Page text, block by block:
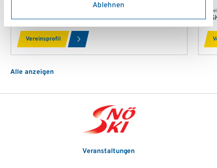
Ablehnen
Academy1.at
Vereinsprofil
Alle anzeigen
Veranstaltungen